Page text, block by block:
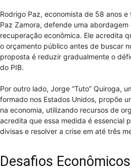
Rodrigo Paz, economista de 58 anos
Paz Zamora, defende uma abordagem
recuperação econômica. Ele acredita
o orçamento público antes de buscar
proposta é reduzir gradualmente o
do PIB.
Por outro lado, Jorge “Tuto” Quiroga,
formado nos Estados Unidos, propõe
na economia, utilizando recursos de
acredita que essa medida é essencial
divisas e resolver a crise em até três
Desafios